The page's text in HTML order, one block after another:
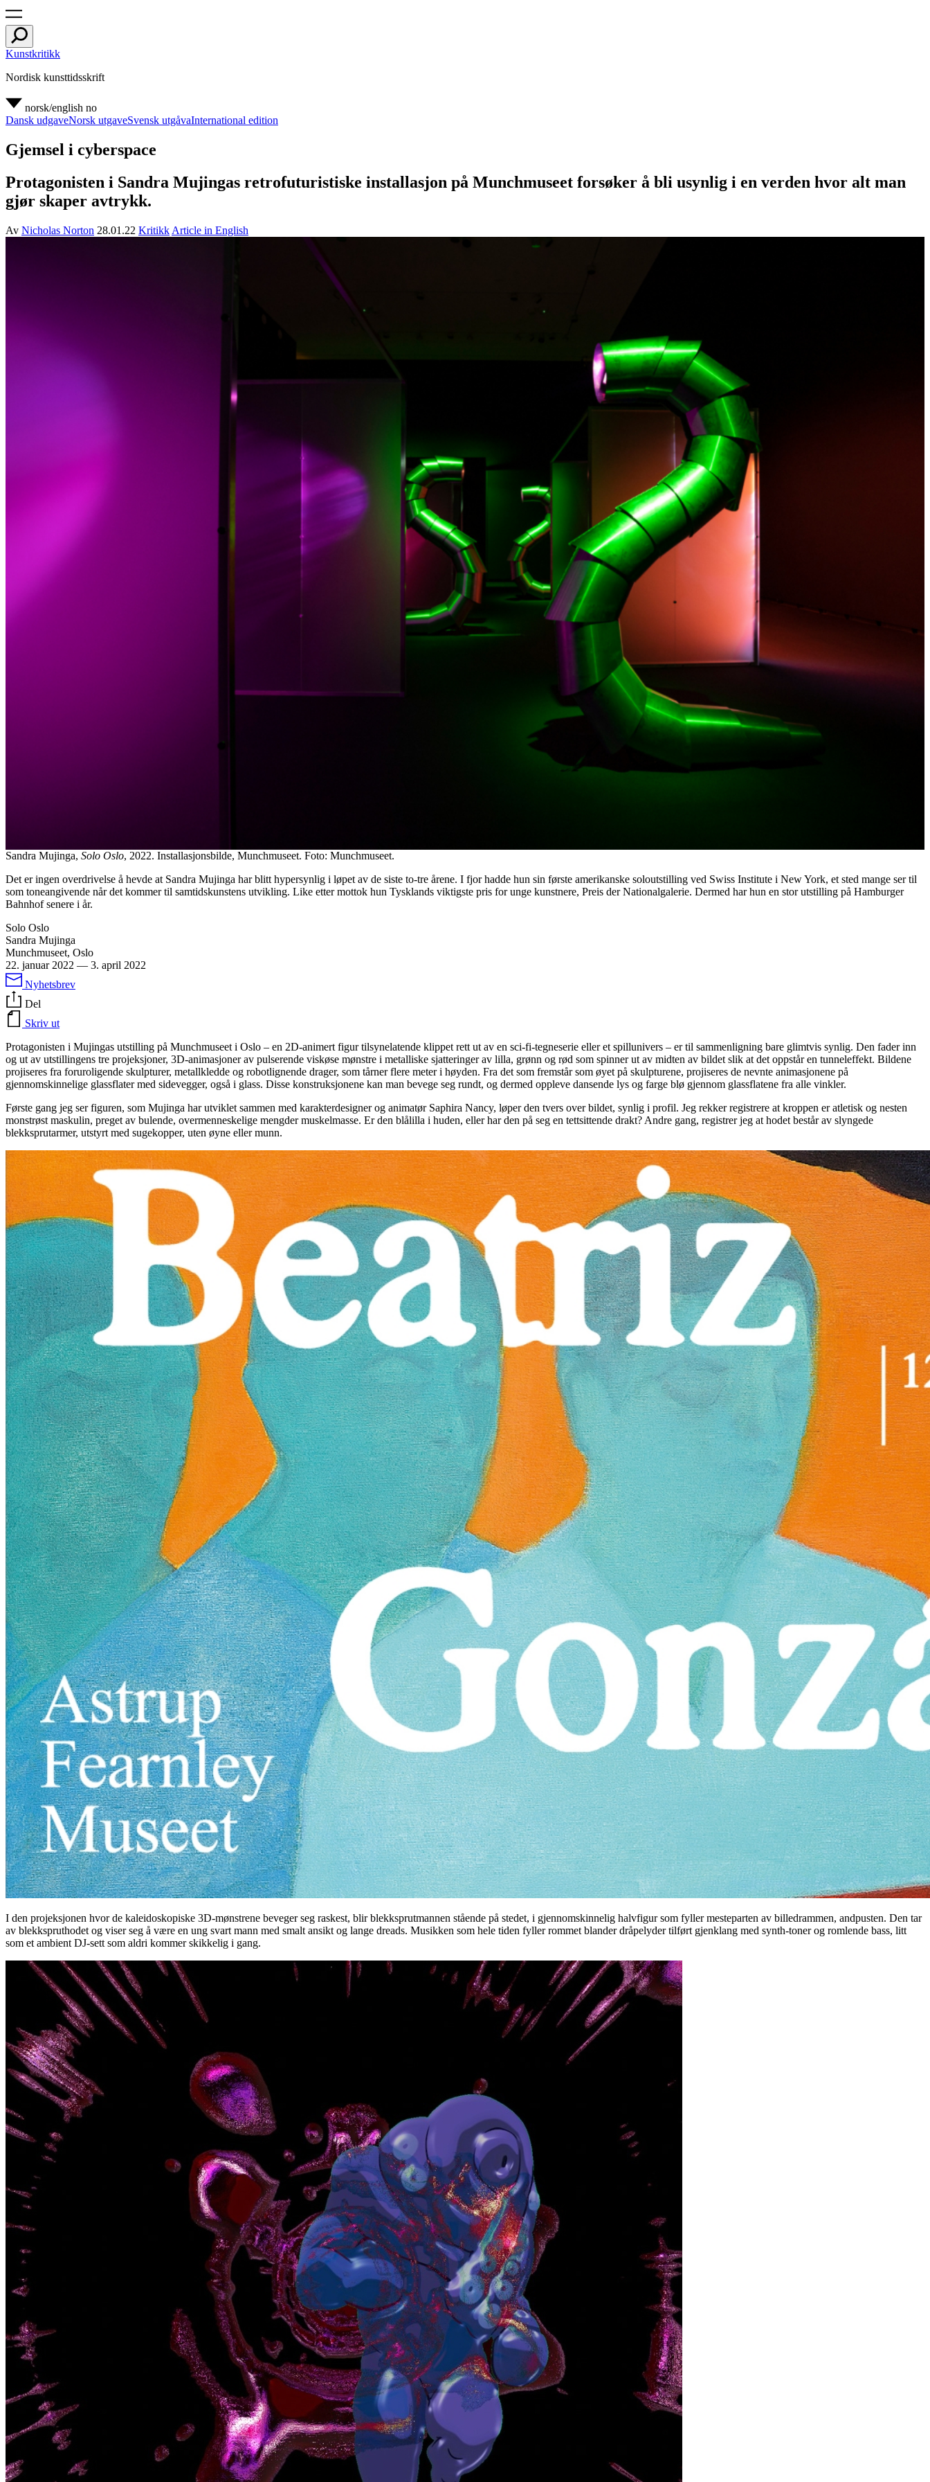
Kunstkritikk
Nordisk kunsttidsskrift
norsk/english no
Dansk udgaveNorsk utgaveSvensk utgåvaInternational edition
Gjemsel i cyberspace
Protagonisten i Sandra Mujingas retrofuturistiske installasjon på Munchmuseet forsøker å bli usynlig i en verden hvor alt man
gjør skaper avtrykk.
Av Nicholas Norton 28.01.22 Kritikk Article in English
Sandra Mujinga, Solo Oslo, 2022. Installasjonsbilde, Munchmuseet. Foto: Munchmuseet.
Det er ingen overdrivelse å hevde at Sandra Mujinga har blitt hypersynlig i løpet av de siste to-tre årene. I fjor hadde hun sin første amerikanske soloutstilling ved Swiss Institute i New York, et sted mange ser til
som toneangivende når det kommer til samtidskunstens utvikling. Like etter mottok hun Tysklands viktigste pris for unge kunstnere, Preis der Nationalgalerie. Dermed har hun en stor utstilling på Hamburger
Bahnhof senere i år.
Solo Oslo
Sandra Mujinga
Munchmuseet, Oslo
22. januar 2022 — 3. april 2022
Nyhetsbrev
Del
Skriv ut
Protagonisten i Mujingas utstilling på Munchmuseet i Oslo – en 2D-animert figur tilsynelatende klippet rett ut av en sci-fi-tegneserie eller et spillunivers – er til sammenligning bare glimtvis synlig. Den fader inn
og ut av utstillingens tre projeksjoner, 3D-animasjoner av pulserende viskøse mønstre i metalliske sjatteringer av lilla, grønn og rød som spinner ut av midten av bildet slik at det oppstår en tunneleffekt. Bildene
projiseres fra foruroligende skulpturer, metallkledde og robotlignende drager, som tårner flere meter i høyden. Fra det som fremstår som øyet på skulpturene, projiseres de nevnte animasjonene på
gjennomskinnelige glassflater med sidevegger, også i glass. Disse konstruksjonene kan man bevege seg rundt, og dermed oppleve dansende lys og farge blø gjennom glassflatene fra alle vinkler.
Første gang jeg ser figuren, som Mujinga har utviklet sammen med karakterdesigner og animatør Saphira Nancy, løper den tvers over bildet, synlig i profil. Jeg rekker registrere at kroppen er atletisk og nesten
monstrøst maskulin, preget av bulende, overmenneskelige mengder muskelmasse. Er den blålilla i huden, eller har den på seg en tettsittende drakt? Andre gang, registrer jeg at hodet består av slyngede
blekksprutarmer, utstyrt med sugekopper, uten øyne eller munn.
I den projeksjonen hvor de kaleidoskopiske 3D-mønstrene beveger seg raskest, blir blekksprutmannen stående på stedet, i gjennomskinnelig halvfigur som fyller mesteparten av billedrammen, andpusten. Den tar
av blekkspruthodet og viser seg å være en ung svart mann med smalt ansikt og lange dreads. Musikken som hele tiden fyller rommet blander dråpelyder tilført gjenklang med synth-toner og romlende bass, litt
som et ambient DJ-sett som aldri kommer skikkelig i gang.